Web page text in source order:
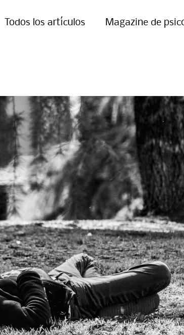
Todos los artículos Magazine de